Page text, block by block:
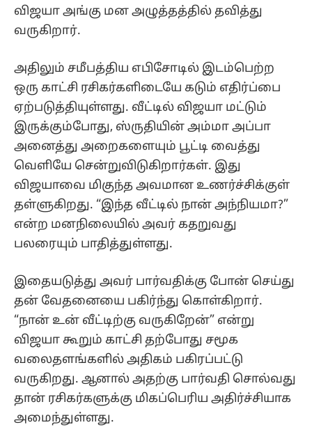
விஜயா அங்கு மன அழுத்தத்தில் தவித்து
வருகிறார்.
அதிலும் சமீபத்திய எபிசோடில் இடம்பெற்ற
ஒரு காட்சி ரசிகர்களிடையே கடும் எதிர்ப்பை
ஏற்படுத்தியுள்ளது. வீட்டில் விஜயா மட்டும்
இருக்கும்போது, ஸ்ருதியின் அம்மா அப்பா
அனைத்து அறைகளையும் பூட்டி வைத்து
வெளியே சென்றுவிடுகிறார்கள். இது
விஜயாவை மிகுந்த அவமான உணர்ச்சிக்குள்
தள்ளுகிறது. “இந்த வீட்டில் நான் அந்நியமா?”
என்ற மனநிலையில் அவர் கதறுவது
பலரையும் பாதித்துள்ளது.
இதையடுத்து அவர் பார்வதிக்கு போன் செய்து
தன் வேதனையை பகிர்ந்து கொள்கிறார்.
“நான் உன் வீட்டிற்கு வருகிறேன்” என்று
விஜயா கூறும் காட்சி தற்போது சமூக
வலைதளங்களில் அதிகம் பகிரப்பட்டு
வருகிறது. ஆனால் அதற்கு பார்வதி சொல்வது
தான் ரசிகர்களுக்கு மிகப்பெரிய அதிர்ச்சியாக
அமைந்துள்ளது.